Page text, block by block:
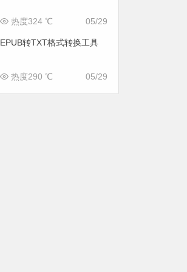
05/29
热度324 ℃
EPUB转TXT格式转换工具
05/29
热度290 ℃